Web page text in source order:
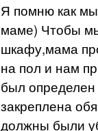
Я помню как
маме) Чтобы
шкафу,мама
на пол и нам
был определен
закреплена
должны были